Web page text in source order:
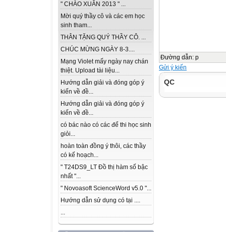
" CHÀO XUÂN 2013 " ...
Mời quý thầy cô và các em học
sinh tham...
THÂN TẶNG QUÝ THẦY CÔ. ...
CHÚC MỪNG NGÀY 8-3....
Mạng Violet mấy ngày nay chán
thiệt. Upload tài liệu...
Hướng dẫn giải và đóng góp ý
kiến về đề...
Hướng dẫn giải và đóng góp ý
kiến về đề...
có bác nào có các để thi học sinh
giỏi...
hoàn toàn đồng ý thôi, các thầy
có kế hoạch...
" T24DS9_LT Đồ thị hàm số bậc
nhất "...
" Novoasoft ScienceWord v5.0 "...
Hướng dẫn sử dụng có tại ....
...
Đường dẫn: p
Gửi ý kiến
QC